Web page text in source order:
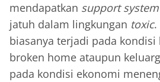
mendapatkan support system
jatuh dalam lingkungan toxic.
biasanya terjadi pada kondisi
broken home ataupun
pada kondisi ekonomi